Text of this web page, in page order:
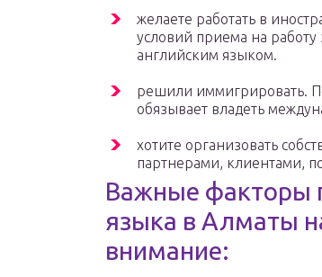
желаете работать в
условий приема на
английским языком.
решили иммигрировать.
обязывает владеть
хотите организовать
партнерами, клиентами,
Важные факторы
языка в Алматы
внимание: